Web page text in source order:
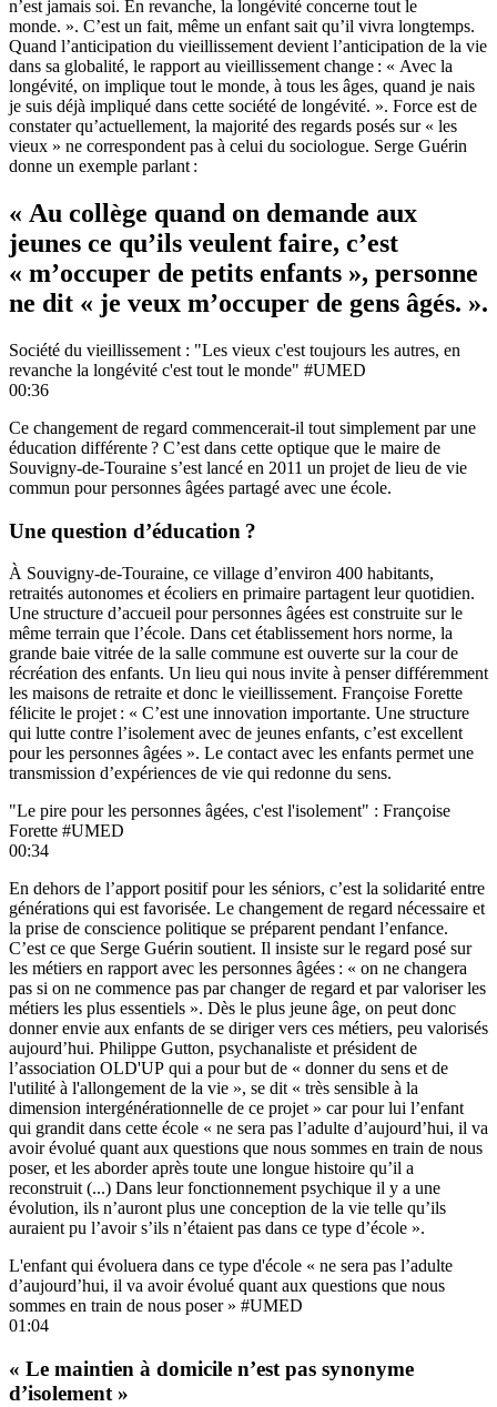
n’est jamais soi. En revanche, la longévité concerne tout le
monde. ». C’est un fait, même un enfant sait qu’il vivra longtemps.
Quand l’anticipation du vieillissement devient l’anticipation de la vie
dans sa globalité, le rapport au vieillissement change : « Avec la
longévité, on implique tout le monde, à tous les âges, quand je nais
je suis déjà impliqué dans cette société de longévité. ». Force est de
constater qu’actuellement, la majorité des regards posés sur « les
vieux » ne correspondent pas à celui du sociologue. Serge Guérin
donne un exemple parlant :
« Au collège quand on demande aux
jeunes ce qu’ils veulent faire, c’est
« m’occuper de petits enfants », personne
ne dit « je veux m’occuper de gens âgés. ».
Société du vieillissement : "Les vieux c'est toujours les autres, en
revanche la longévité c'est tout le monde" #UMED
00:36
Ce changement de regard commencerait-il tout simplement par une
éducation différente ? C’est dans cette optique que le maire de
Souvigny-de-Touraine s’est lancé en 2011 un projet de lieu de vie
commun pour personnes âgées partagé avec une école.
Une question d’éducation ?
À Souvigny-de-Touraine, ce village d’environ 400 habitants,
retraités autonomes et écoliers en primaire partagent leur quotidien.
Une structure d’accueil pour personnes âgées est construite sur le
même terrain que l’école. Dans cet établissement hors norme, la
grande baie vitrée de la salle commune est ouverte sur la cour de
récréation des enfants. Un lieu qui nous invite à penser différemment
les maisons de retraite et donc le vieillissement. Françoise Forette
félicite le projet : « C’est une innovation importante. Une structure
qui lutte contre l’isolement avec de jeunes enfants, c’est excellent
pour les personnes âgées ». Le contact avec les enfants permet une
transmission d’expériences de vie qui redonne du sens.
"Le pire pour les personnes âgées, c'est l'isolement" : Françoise
Forette #UMED
00:34
En dehors de l’apport positif pour les séniors, c’est la solidarité entre
générations qui est favorisée. Le changement de regard nécessaire et
la prise de conscience politique se préparent pendant l’enfance.
C’est ce que Serge Guérin soutient. Il insiste sur le regard posé sur
les métiers en rapport avec les personnes âgées : « on ne changera
pas si on ne commence pas par changer de regard et par valoriser les
métiers les plus essentiels ». Dès le plus jeune âge, on peut donc
donner envie aux enfants de se diriger vers ces métiers, peu valorisés
aujourd’hui. Philippe Gutton, psychanaliste et président de
l’association OLD'UP qui a pour but de « donner du sens et de
l'utilité à l'allongement de la vie », se dit « très sensible à la
dimension intergénérationnelle de ce projet » car pour lui l’enfant
qui grandit dans cette école « ne sera pas l’adulte d’aujourd’hui, il va
avoir évolué quant aux questions que nous sommes en train de nous
poser, et les aborder après toute une longue histoire qu’il a
reconstruit (...) Dans leur fonctionnement psychique il y a une
évolution, ils n’auront plus une conception de la vie telle qu’ils
auraient pu l’avoir s’ils n’étaient pas dans ce type d’école ».
L'enfant qui évoluera dans ce type d'école « ne sera pas l’adulte
d’aujourd’hui, il va avoir évolué quant aux questions que nous
sommes en train de nous poser » #UMED
01:04
« Le maintien à domicile n’est pas synonyme
d’isolement »